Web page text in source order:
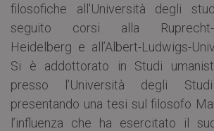
filosofiche all’Università degli
seguito corsi alla Ruprecht-
Heidelberg e all’Albert-Ludwigs-
Si è addottorato in Studi
presso l’Università degli
presentando una tesi sul filosofo
l’influenza che ha esercitato il